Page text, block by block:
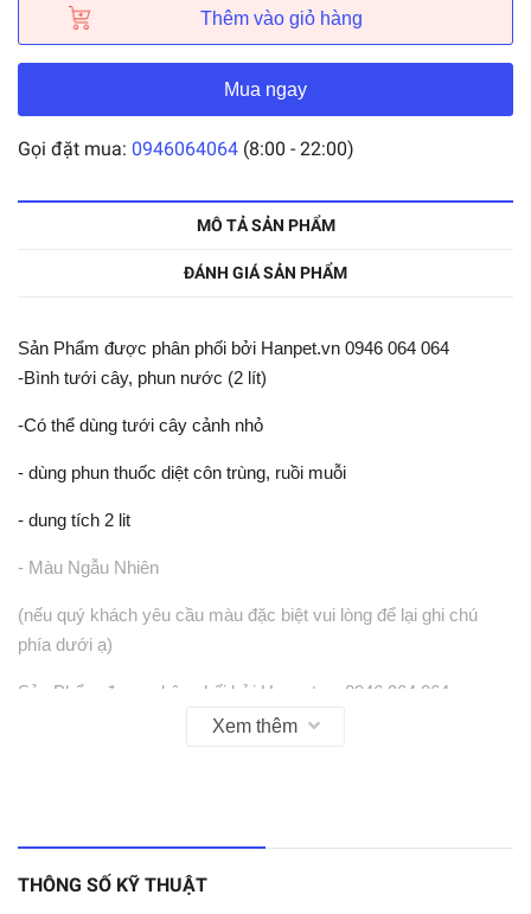
Thêm vào giỏ hàng
Mua ngay
Gọi đặt mua: 0946064064 (8:00 - 22:00)
MÔ TẢ SẢN PHẨM
ĐÁNH GIÁ SẢN PHẨM
Sản Phẩm được phân phối bởi Hanpet.vn 0946 064 064
-Bình tưới cây, phun nước (2 lít)
-Có thể dùng tưới cây cảnh nhỏ
- dùng phun thuốc diệt côn trùng, ruồi muỗi
- dung tích 2 lit
- Màu Ngẫu Nhiên
(nếu quý khách yêu cầu màu đặc biệt vui lòng để lại ghi chú
phía dưới ạ)
Sản Phẩm được phân phối bởi Hanpet.vn 0946 064 064
Xem thêm
THÔNG SỐ KỸ THUẬT